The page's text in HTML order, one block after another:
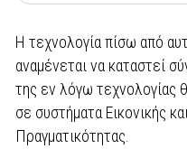
Η τεχνολογία πίσω από
αναμένεται να καταστεί
της εν λόγω τεχνολογίας
σε συστήματα Εικονικής
Πραγματικότητας.